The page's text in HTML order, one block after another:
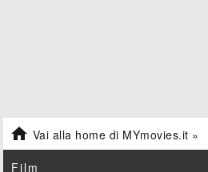
 Vai alla home di MYmovies.it »
Film